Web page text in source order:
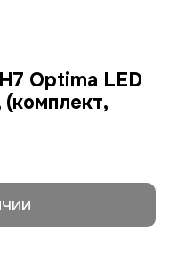
Optima LED